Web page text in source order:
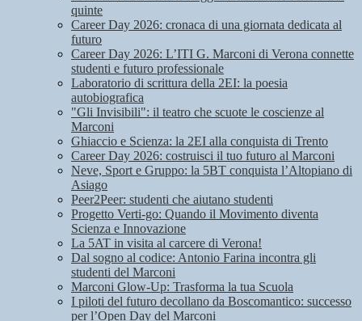
quinte
Career Day 2026: cronaca di una giornata dedicata al
futuro
Career Day 2026: L’ITI G. Marconi di Verona connette
studenti e futuro professionale
Laboratorio di scrittura della 2EI: la poesia
autobiografica
"Gli Invisibili": il teatro che scuote le coscienze al
Marconi
Ghiaccio e Scienza: la 2EI alla conquista di Trento
Career Day 2026: costruisci il tuo futuro al Marconi
Neve, Sport e Gruppo: la 5BT conquista l’Altopiano di
Asiago
Peer2Peer: studenti che aiutano studenti
Progetto Verti-go: Quando il Movimento diventa
Scienza e Innovazione
La 5AT in visita al carcere di Verona!
Dal sogno al codice: Antonio Farina incontra gli
studenti del Marconi
Marconi Glow-Up: Trasforma la tua Scuola
I piloti del futuro decollano da Boscomantico: successo
per l’Open Day del Marconi